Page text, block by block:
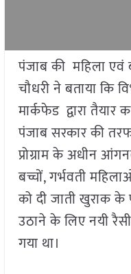
पंजाब की महिला एवं
चौधरी ने बताया कि
मार्कफेड द्वारा तैयार
पंजाब सरकार की
प्रोग्राम के अधीन
बच्चों, गर्भवती
को दी जाती खुराक
उठाने के लिए नयी
गया था।